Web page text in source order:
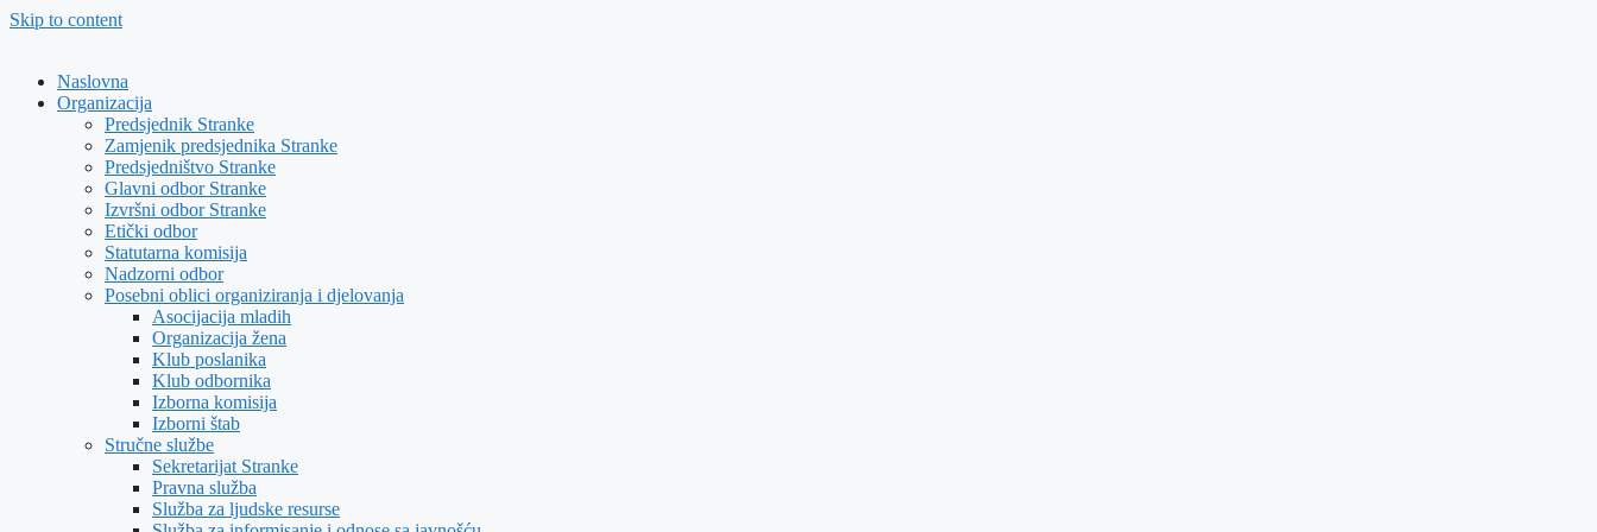
Skip to content
Naslovna
Organizacija
Predsjednik Stranke
Zamjenik predsjednika Stranke
Predsjedništvo Stranke
Glavni odbor Stranke
Izvršni odbor Stranke
Etički odbor
Statutarna komisija
Nadzorni odbor
Posebni oblici organiziranja i djelovanja
Asocijacija mladih
Organizacija žena
Klub poslanika
Klub odbornika
Izborna komisija
Izborni štab
Stručne službe
Sekretarijat Stranke
Pravna služba
Služba za ljudske resurse